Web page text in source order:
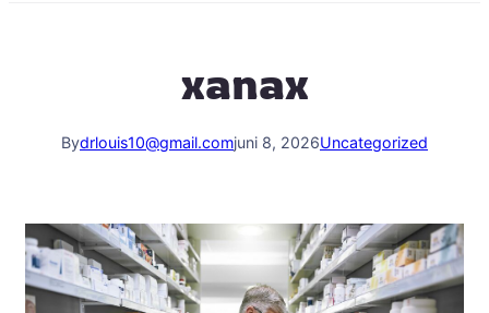
xanax
Bydrlouis10@gmail.comjuni 8, 2026Uncategorized